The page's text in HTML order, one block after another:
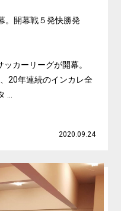
。開幕戦５発快勝発
カーリーグが開幕。
20年連続のインカレ全
2020.09.24